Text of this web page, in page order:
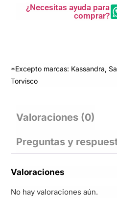
¿Necesitas ayuda para
comprar?
*Excepto marcas: Kassandra,
Torvisco
Valoraciones (0)
Preguntas y
Valoraciones
No hay valoraciones aún.